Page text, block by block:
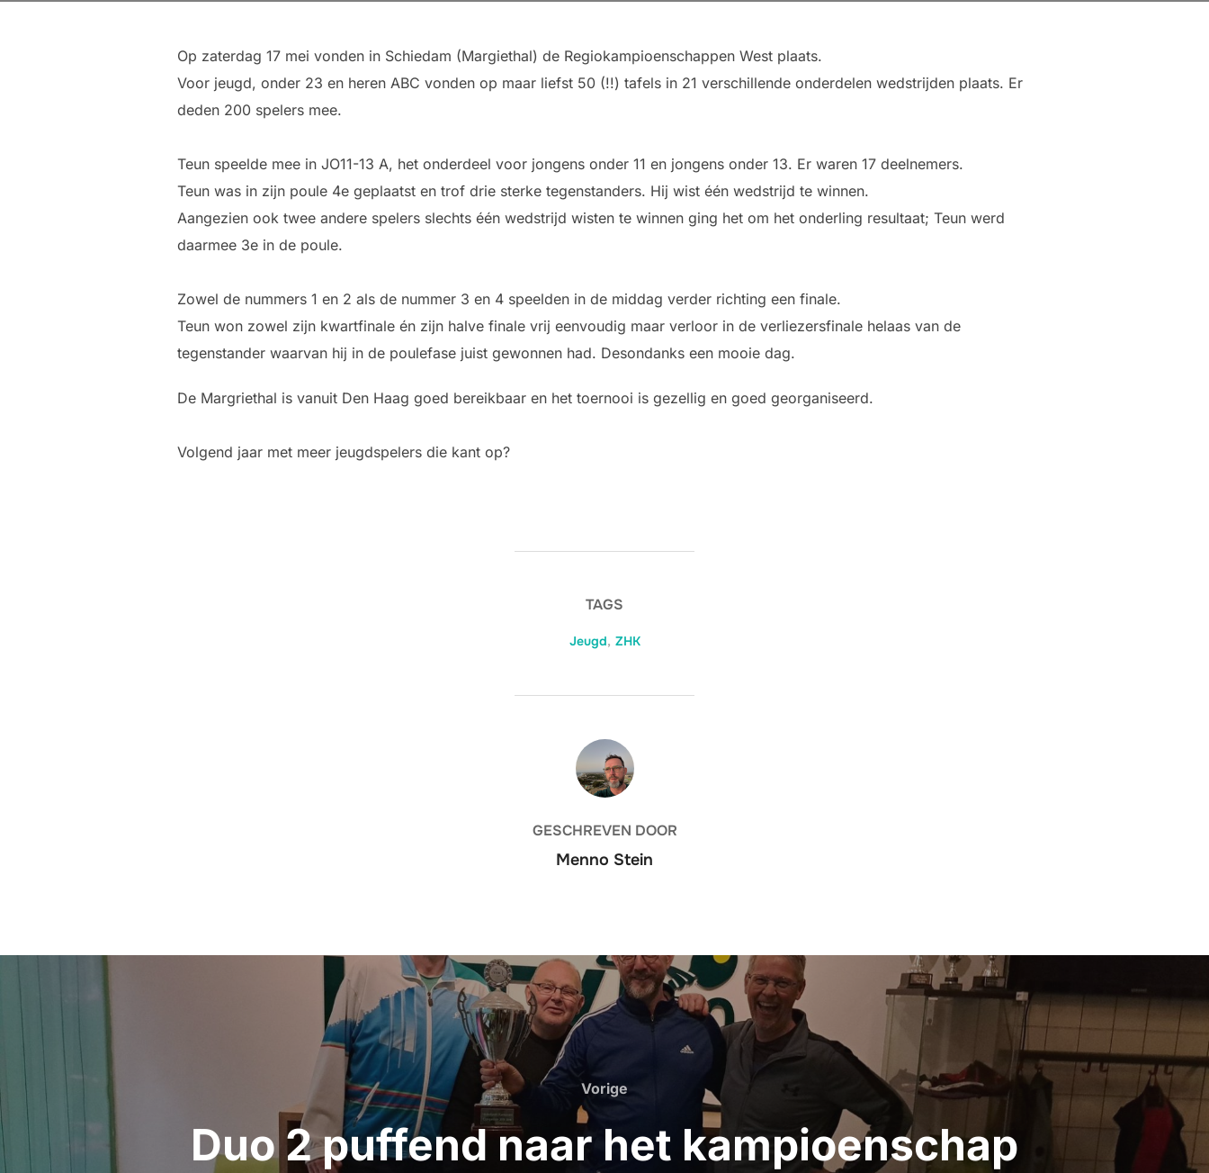
Op zaterdag 17 mei vonden in Schiedam (Margiethal) de Regiokampioenschappen West plaats.
Voor jeugd, onder 23 en heren ABC vonden op maar liefst 50 (!!) tafels in 21 verschillende onderdelen wedstrijden plaats. Er
deden 200 spelers mee.
Teun speelde mee in JO11-13 A, het onderdeel voor jongens onder 11 en jongens onder 13. Er waren 17 deelnemers.
Teun was in zijn poule 4e geplaatst en trof drie sterke tegenstanders. Hij wist één wedstrijd te winnen.
Aangezien ook twee andere spelers slechts één wedstrijd wisten te winnen ging het om het onderling resultaat; Teun werd
daarmee 3e in de poule.
Zowel de nummers 1 en 2 als de nummer 3 en 4 speelden in de middag verder richting een finale.
Teun won zowel zijn kwartfinale én zijn halve finale vrij eenvoudig maar verloor in de verliezersfinale helaas van de
tegenstander waarvan hij in de poulefase juist gewonnen had. Desondanks een mooie dag.
De Margriethal is vanuit Den Haag goed bereikbaar en het toernooi is gezellig en goed georganiseerd.
Volgend jaar met meer jeugdspelers die kant op?
TAGS
Jeugd, ZHK
BERICHTAUTEUR
GESCHREVEN DOOR
Menno Stein
navigatie
Vorige
Vorige
Duo 2 puffend naar het kampioenschap